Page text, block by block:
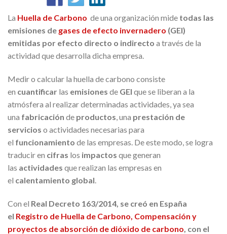
La Huella de Carbono de una organización mide todas las
emisiones de gases de efecto invernadero (GEI)
emitidas por efecto directo o indirecto a través de la
actividad que desarrolla dicha empresa.
Medir o calcular la huella de carbono consiste
en cuantificar las emisiones de GEI que se liberan a la
atmósfera al realizar determinadas actividades, ya sea
una fabricación de productos , una prestación de
servicios o actividades necesarias para
el funcionamiento de las empresas. De este modo, se logra
traducir en cifras los impactos que generan
las actividades que realizan las empresas en
el calentamiento global
Con el Real Decreto 163/2014, se creó en España
el Registro de Huella de Carbono, Compensación y
proyectos de absorción de dióxido de carbono , con el